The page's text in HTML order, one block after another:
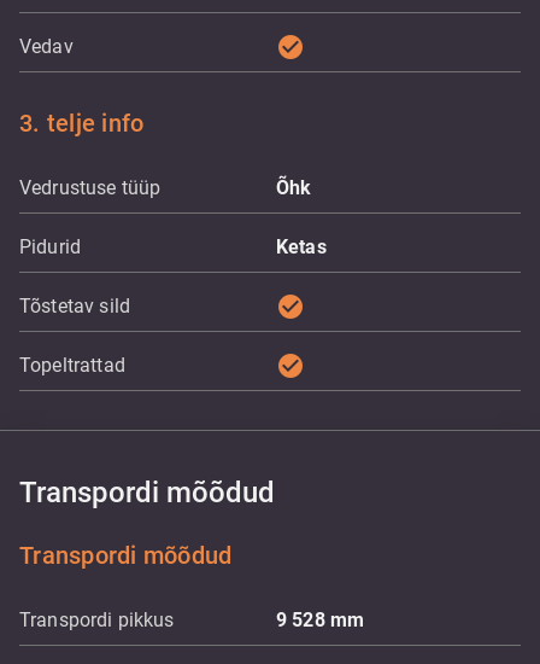
Vedav check_circle
3. telje info
Vedrustuse tüüp Õhk
Pidurid Ketas
Tõstetav sild check_circle
Topeltrattad check_circle
Transpordi mõõdud
Transpordi mõõdud
Transpordi pikkus 9 528 mm